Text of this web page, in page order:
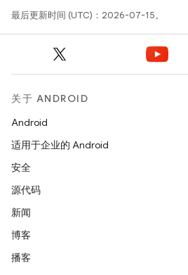
最后更新时间 (UTC)：2026-07-15。
关于 ANDROID
Android
适用于企业的 Android
安全
源代码
新闻
博客
播客